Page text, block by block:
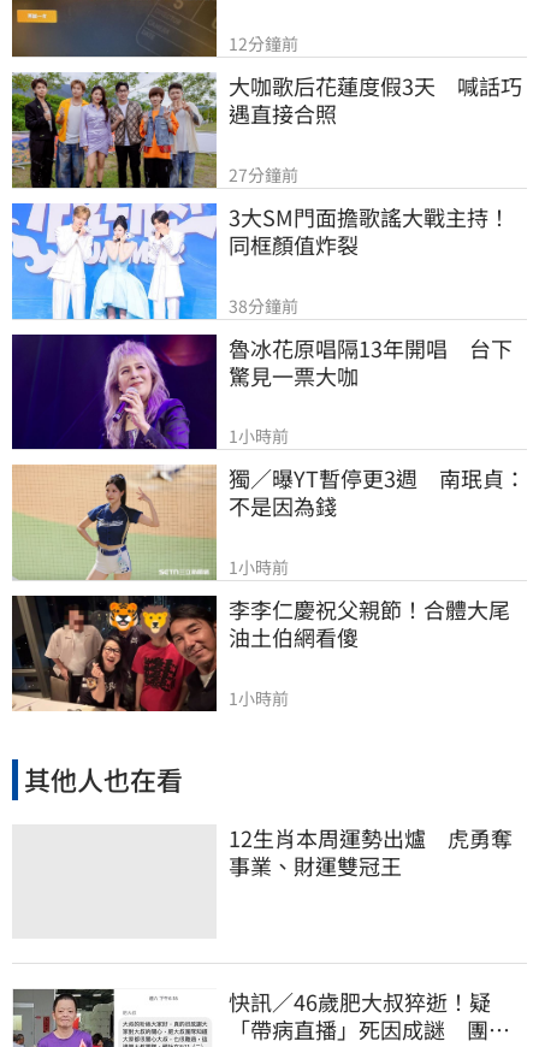
12分鐘前
大咖歌后花蓮度假3天　喊話巧
遇直接合照
27分鐘前
3大SM門面擔歌謠大戰主持！
同框顏值炸裂
38分鐘前
魯冰花原唱隔13年開唱　台下
驚見一票大咖
1小時前
獨／曝YT暫停更3週　南珉貞：
不是因為錢
1小時前
李李仁慶祝父親節！合體大尾
油土伯網看傻
1小時前
其他人也在看
12生肖本周運勢出爐 虎勇奪
事業、財運雙冠王
快訊／46歲肥大叔猝逝！疑
「帶病直播」死因成謎 團隊